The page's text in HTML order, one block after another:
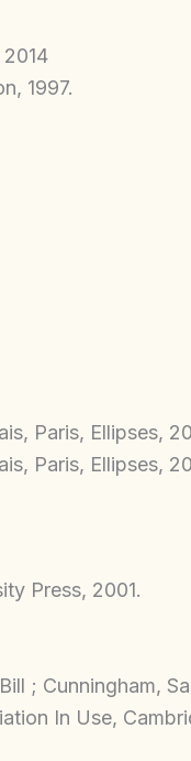
1997.
Paris, Ellipses,
Paris, Ellipses,
Press, 2001.
; Cunningham,
In Use,